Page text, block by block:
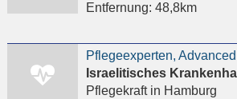
Entfernung: 48,8km
Israelitisches
Pflegekraftin Hamburg